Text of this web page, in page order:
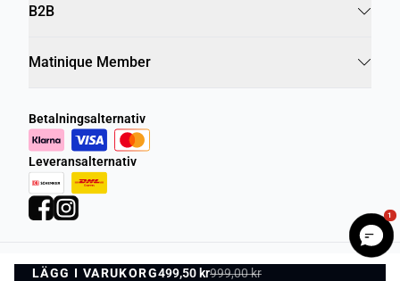
LÄGG I VARUKORG499,50 kr999,00 kr
B2B
Matinique Member
Betalningsalternativ
Leveransalternativ
Integritetspolicy Villkor
1